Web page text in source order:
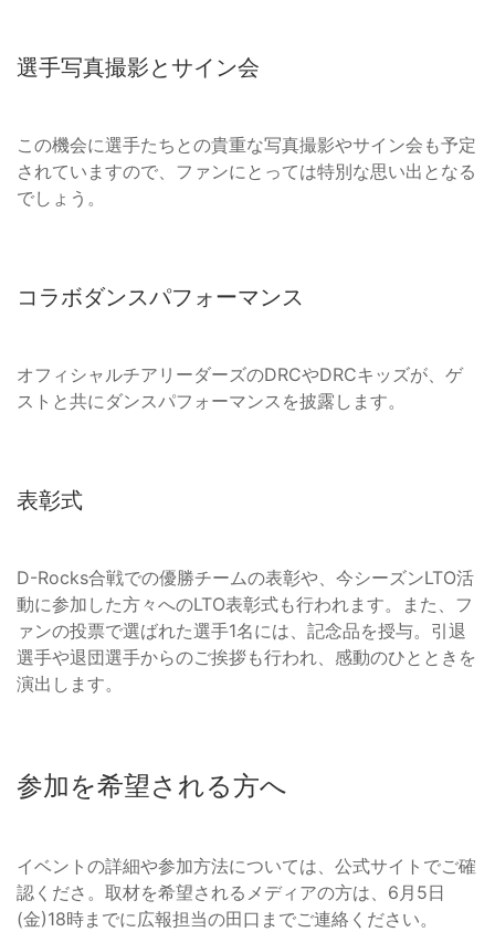
選手写真撮影とサイン会
この機会に選手たちとの貴重な写真撮影やサイン会も予定
されていますので、ファンにとっては特別な思い出となる
でしょう。
コラボダンスパフォーマンス
オフィシャルチアリーダーズのDRCやDRCキッズが、ゲ
ストと共にダンスパフォーマンスを披露します。
表彰式
D-Rocks合戦での優勝チームの表彰や、今シーズンLTO活
動に参加した方々へのLTO表彰式も行われます。また、フ
ァンの投票で選ばれた選手1名には、記念品を授与。引退
選手や退団選手からのご挨拶も行われ、感動のひとときを
演出します。
参加を希望される方へ
イベントの詳細や参加方法については、公式サイトでご確
認くださ。取材を希望されるメディアの方は、6月5日
(金)18時までに広報担当の田口までご連絡ください。